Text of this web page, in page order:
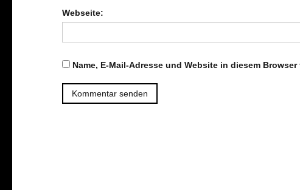
Webseite:
Name, E-Mail-Adresse und Website in diesem